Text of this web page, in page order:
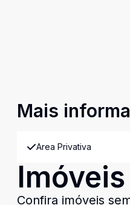
Mais
Area Privativa
Confira imóveis